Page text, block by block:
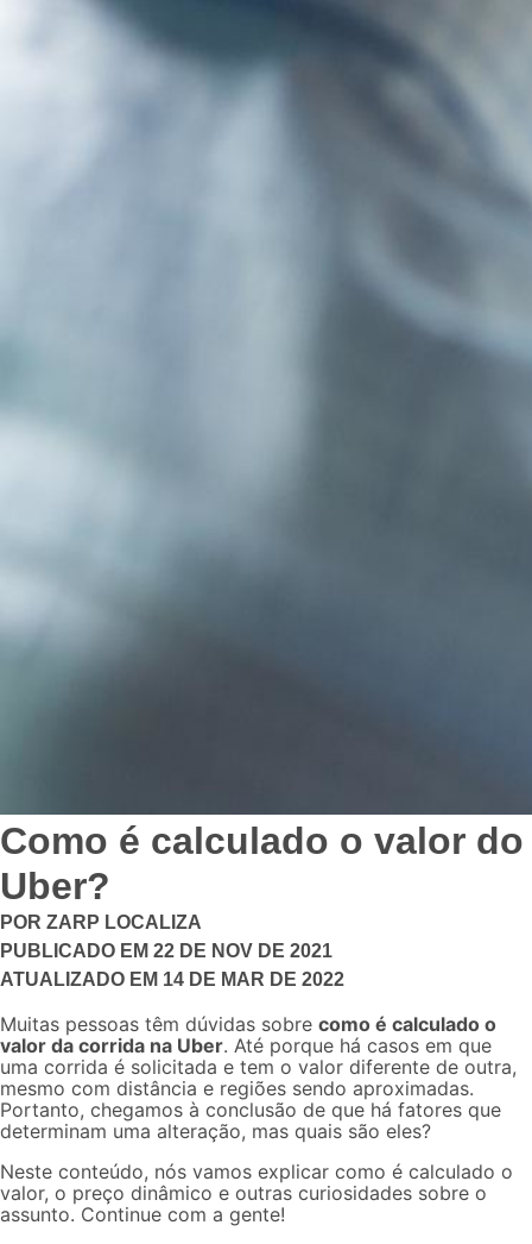
Como é calculado o valor do
Uber?
POR ZARP LOCALIZA
PUBLICADO EM 22 DE NOV DE 2021
ATUALIZADO EM 14 DE MAR DE 2022
Muitas pessoas têm dúvidas sobre como é calculado o
valor da corrida na Uber. Até porque há casos em que
uma corrida é solicitada e tem o valor diferente de outra,
mesmo com distância e regiões sendo aproximadas.
Portanto, chegamos à conclusão de que há fatores que
determinam uma alteração, mas quais são eles?
Neste conteúdo, nós vamos explicar como é calculado o
valor, o preço dinâmico e outras curiosidades sobre o
assunto. Continue com a gente!